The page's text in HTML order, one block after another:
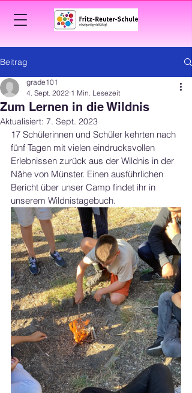
Beitrag
Zum Lernen in die Wildnis
grade101
4. Sept. 2022 1 Min. Lesezeit
Aktualisiert: 7. Sept. 2023
17 Schülerinnen und Schüler kehrten nach
fünf Tagen mit vielen eindrucksvollen
Erlebnissen zurück aus der Wildnis in der
Nähe von Münster. Einen ausführlichen
Bericht über unser Camp findet ihr in
unserem Wildnistagebuch.